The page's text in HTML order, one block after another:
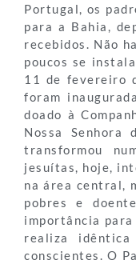
Portugal, os
para a Bahia,
recebidos. Não
poucos se
11 de fevereiro
foram
doado à
Nossa
transformou
jesuítas, hoje,
na área central,
pobres e
importância
realiza
conscientes. O